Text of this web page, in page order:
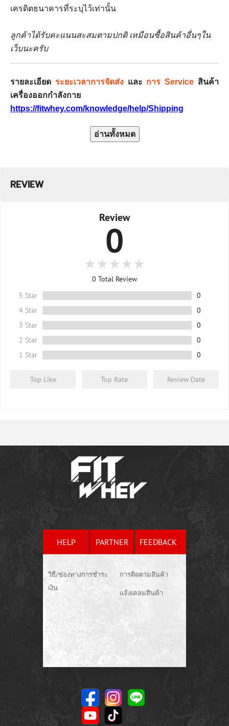
เครดิตธนาคารที่ระบุไว้เท่านั้น
ลูกค้าได้รับคะแนนสะสมตามปกติ เหมือนซื้อสินค้าอื่นๆใน
เว็บนะครับ
รายละเอียด ระยะเวลาการจัดส่งและ การ Service สินค้า
เครื่องออกกำลังกาย
https://fitwhey.com/knowledge/help/Shipping
อ่านทั้งหมด
REVIEW
Review
0
0 Total Review
5 Star
0
4 Star
0
3 Star
0
2 Star
0
1 Star
0
Top Like Top Rate Review Date
HELP PARTNER FEEDBACK
วิธี/ช่องทางการชำระ
เงิน
การติดตามสินค้า
แจ้งเคลมสินค้า